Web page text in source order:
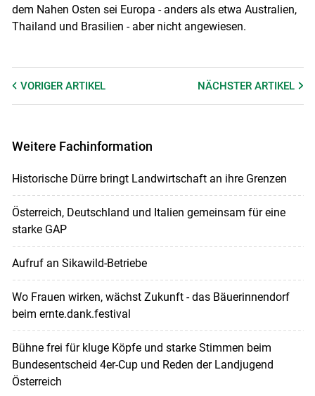
dem Nahen Osten sei Europa - anders als etwa Australien,
Thailand und Brasilien - aber nicht angewiesen.
VORIGER ARTIKEL NÄCHSTERARTIKEL
Weitere Fachinformation
Historische Dürre bringt Landwirtschaft an ihre Grenzen
Österreich, Deutschland und Italien gemeinsam für eine
starke GAP
Aufruf an Sikawild-Betriebe
Wo Frauen wirken, wächst Zukunft - das Bäuerinnendorf
beim ernte.dank.festival
Bühne frei für kluge Köpfe und starke Stimmen beim
Bundesentscheid 4er-Cup und Reden der Landjugend
Österreich